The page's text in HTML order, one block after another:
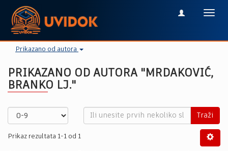
Prikazano od autora
PRIKAZANO OD AUTORA "MRDAKOVIĆ,
BRANKO LJ."
Traži
Prikaz rezultata 1-1 od 1